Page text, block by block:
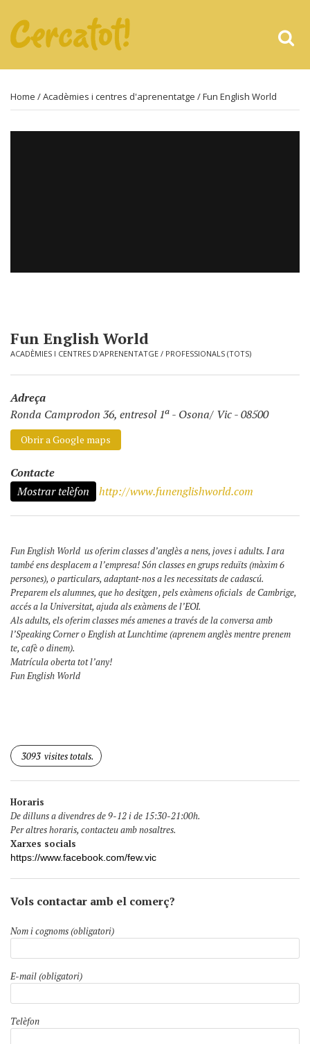
Home /Acadèmies i centres d'aprenentatge / Fun English World
Fun English World
ACADÈMIES I CENTRES D'APRENENTATGE / PROFESSIONALS (TOTS)
Adreça
Ronda Camprodon 36, entresol 1ª- Osona/ Vic - 08500
Obrir a Google maps
Contacte
Mostrar telèfon
http://www.funenglishworld.com
Fun English World us oferim classes d’anglès a nens, joves i adults. I ara
també ens desplacem a l’empresa! Són classes en grups reduïts (màxim 6
persones), o particulars, adaptant-nos a les necessitats de cadascú.
Preparem els alumnes, que ho desitgen , pels exàmens oficials de Cambrige,
accés a la Universitat, ajuda als exàmens de l’EOI.
Als adults, els oferim classes més amenes a través de la conversa amb
l’Speaking Corner o English at Lunchtime (aprenem anglès mentre prenem
te, cafè o dinem).
Matrícula oberta tot l’any!
Fun English World
3093 visites totals.
Horaris
De dilluns a divendres de 9-12 i de 15:30-21:00h.
Per altres horaris, contacteu amb nosaltres.
Xarxes socials
https://www.facebook.com/few.vic
Vols contactar amb el comerç?
Nom i cognoms (obligatori)
E-mail (obligatori)
Telèfon